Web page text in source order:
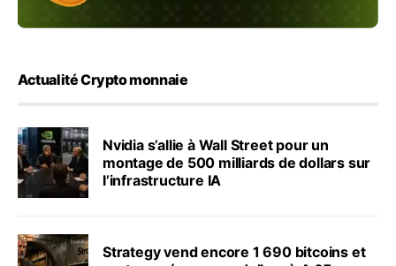
Actualité Crypto monnaie
Nvidia s’allie à Wall Street pour un
montage de 500 milliards de dollars sur
l’infrastructure IA
Strategy vend encore 1 690 bitcoins et